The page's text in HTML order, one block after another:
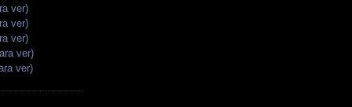
ver)
ver)
ver)
ver)
ver)